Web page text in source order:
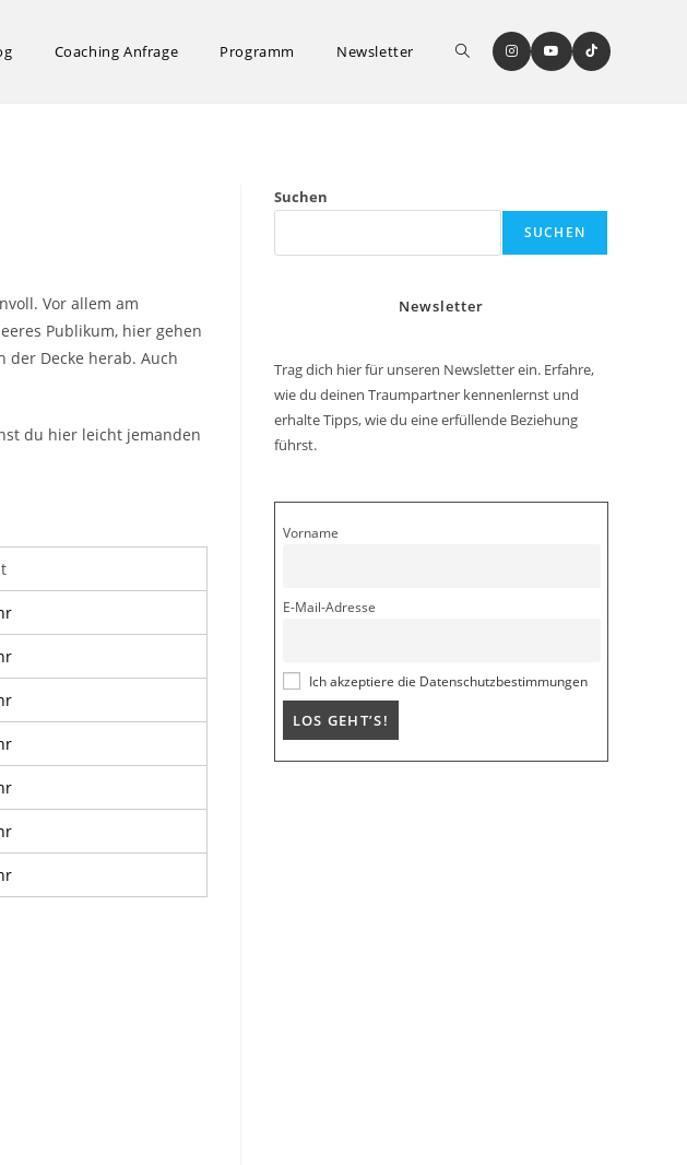
Coaching Anfrage Programm Newsletter Website-
umschalten
Vor allem am
Publikum, hier gehen
der Decke herab. Auch
du hier leicht jemanden
Suchen
SUCHEN
Newsletter
Trag dich hier für unseren Newsletter ein. Erfahre,
wie du deinen Traumpartner kennenlernst und
erhalte Tipps, wie du eine erfüllende Beziehung
führst.
Vorname
E-Mail-Adresse
Ich akzeptiere die Datenschutzbestimmungen